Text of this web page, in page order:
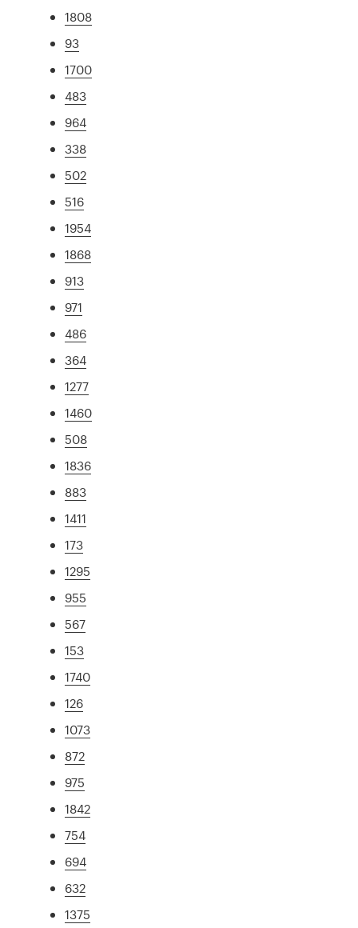
1808
93
1700
483
964
338
502
516
1954
1868
913
971
486
364
1277
1460
508
1836
883
1411
173
1295
955
567
153
1740
126
1073
872
975
1842
754
694
632
1375